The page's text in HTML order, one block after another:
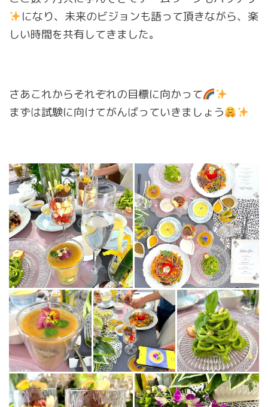
になり、未来のビジョンも語って頂きながら、楽
しい時間を共有してきました。
さあこれからそれぞれの目標に向かって
まずは試験に向けてがんばっていきましょう